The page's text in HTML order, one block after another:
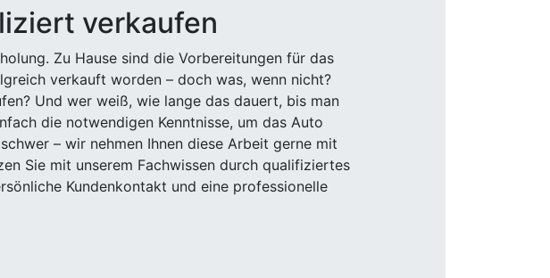
verkaufen
Zu Hause sind die Vorbereitungen für das
verkauft worden – doch was, wenn nicht?
Und wer weiß, wie lange das dauert, bis man
die notwendigen Kenntnisse, um das Auto
– wir nehmen Ihnen diese Arbeit gerne mit
Sie mit unserem Fachwissen durch qualifiziertes
Kundenkontakt und eine professionelle